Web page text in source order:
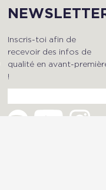
Inscris-toi afin de
recevoir des infos de
qualité en avant-
!